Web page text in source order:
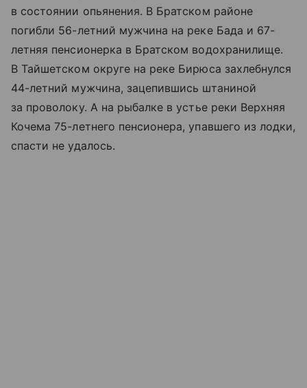
в состоянии опьянения. В Братском районе
погибли 56-летний мужчина на реке Бада и 67-
летняя пенсионерка в Братском водохранилище.
В Тайшетском округе на реке Бирюса захлебнулся
44-летний мужчина, зацепившись штаниной
за проволоку. А на рыбалке в устье реки Верхняя
Кочема 75-летнего пенсионера, упавшего из лодки,
спасти не удалось.